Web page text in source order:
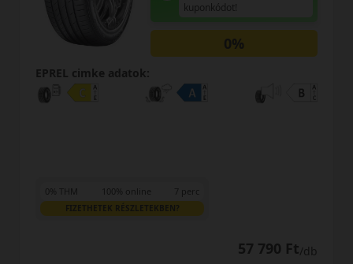
kuponkódot!
0%
EPREL cimke adatok:
0% THM 100% online 7 perc
FIZETHETEK RÉSZLETEKBEN?
57 790 Ft/db